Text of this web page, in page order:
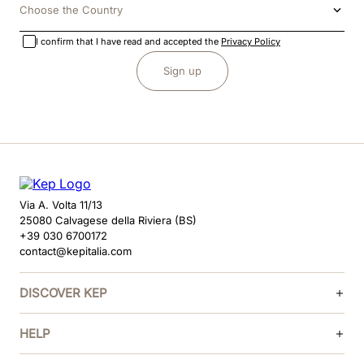
Choose the Country
I confirm that I have read and accepted the Privacy Policy
Sign up
Via A. Volta 11/13
25080 Calvagese della Riviera (BS)
+39 030 6700172
contact@kepitalia.com
DISCOVER KEP
HELP